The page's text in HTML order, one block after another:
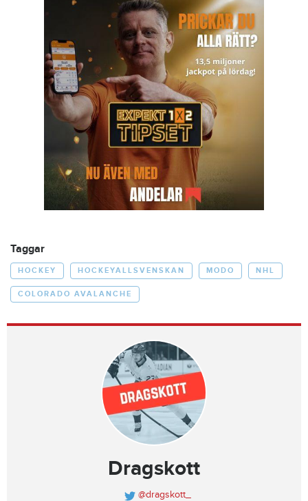
Taggar
HOCKEY HOCKEYALLSVENSKAN MODO NHL
COLORADO AVALANCHE
Dragskott
@dragskott_